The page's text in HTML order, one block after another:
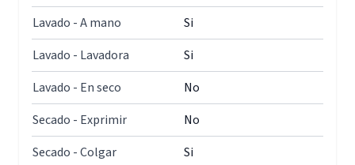
Lavado - A mano
Si
Lavado - Lavadora
Si
Lavado - En seco
No
Secado - Exprimir
No
Secado - Colgar
Si